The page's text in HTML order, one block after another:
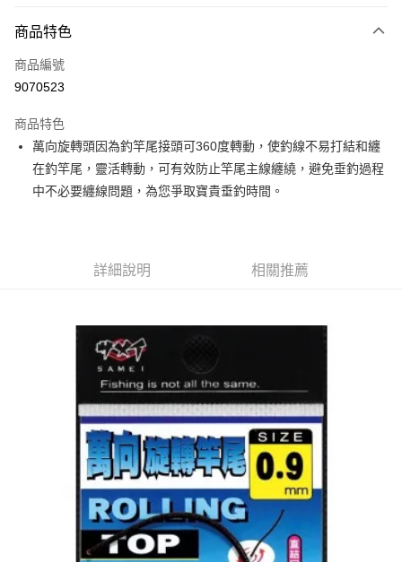
台灣樂天信用卡公司
【大哥付你分期使用說明】
2.付款方式選擇「大哥付你分期」，訂單成立後會自動跳轉到大哥付的交易
流程，驗證手機門號後，選擇欲分期的期數、繳款截止日，確認付款後即完
4.訂單成立30分鐘內，如未前往確認交易或遇審核未通過，訂單將自動取
消。如遇「轉專審核」未通過狀況，表示未達大哥付你分期系統評分，恕無
法說明評估內容。
【繳款方式說明】
1.分期款項不併入電信帳單，「大哥付你分期」於每月結算日後寄送繳費提
2.基於同意付款使用「大哥付你分期」之契約關係目的，商店將以您的個人
資料（包含姓名、電話或地址）提供予台灣大哥大進項蒐集、處理及利用，
由本公司與您本人進行分期帳單所需資料之確認、核對及更正。
3.完整用戶服務條款，請詳閱以下連結：https://oppay.tw/userRule
相關說明
【關於「AFTEE先享後付」】
便利好安心！
２．便利：只要手機號碼，簡訊認證，即可結帳。
３．安心：先確認商品／服務後，再付款。
【「AFTEE先享後付」結帳流程】
３．收到繳費通知簡訊後14天內，點擊此簡訊中的連結，可透過四大超商／
ATM／網路銀行／等多元方式進行付款，方視為交易完成。
後付繳納相關費用。
※ 交易是否成功請以「AFTEE先享後付 」之結帳頁面顯示為準，若有關於
是否繳費成功／繳費後需取消欲退款等相關疑問，請聯繫「AFTEE先享後付
https://netprotections.freshdesk.com/support/home
【注意事項】
１．透過由恩沛科技股份有限公司提供之「AFTEE先享後付」服務完成之交
易，需依本服務之必要範圍內提供個人資料，並將交易相關給付款項請求債
權轉讓予恩沛科技股份有限公司。
２．關於個人資料處理事宜，請瀏覽以下網址：
https://aftee.tw/terms/#terms3
３．未成年的使用者請事先徵得法定代理人或監護人之同意方可使用
「AFTEE先享後付」，若未經同意申辦者引起之損失，本公司不負相關責
４．使用「AFTEE先享後付」時，將依據個別帳號之用戶狀況，依本公司即
貨到付款
運送方式
付款後全家取貨
每筆NT$60，滿NT$1,200(含以上)免運費
付款後7-11取貨
每筆NT$60，滿NT$1,200(含以上)免運費
一般宅配（門市自取請勿下單，請聯繫客服）
每筆NT$100，滿NT$2,000(含以上)免運費
離島一般宅配
每筆NT$200，滿NT$2,000(含以上)免運費
貨到付款（門市自取請勿下單，請聯繫客服）
商品特色
商品編號
9070523
商品特色
萬向旋轉頭因為釣竿尾接頭可360度轉動，使釣線不易打結和纏
在釣竿尾，靈活轉動，可有效防止竿尾主線纏繞，避免垂釣過程
中不必要纏線問題，為您爭取寶貴垂釣時間。
詳細說明 相關推薦